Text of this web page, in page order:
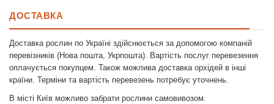
ДОСТАВКА
Доставка рослин по Україні здійснюється за допомогою компаній
перевізників (Нова пошта, Укрпошта). Вартість послуг перевезення
оплачується покупцем. Також можлива доставка орхідей в інші
країни. Терміни та вартість перевезень потребує уточнень.
В місті Київ можливо забрати рослини самовивозом.